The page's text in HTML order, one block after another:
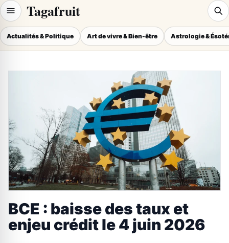
Tagafruit
Actualités & Politique Art de vivre & Bien-être Astrologie &
BCE : baisse des taux et
enjeu crédit le 4 juin 2026